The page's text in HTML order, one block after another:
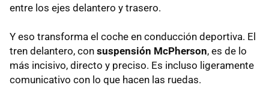
entre los ejes delantero y trasero.
Y eso transforma el coche en conducción deportiva. El
tren delantero, con suspensión McPherson, es de lo
más incisivo, directo y preciso. Es incluso ligeramente
comunicativo con lo que hacen las ruedas.